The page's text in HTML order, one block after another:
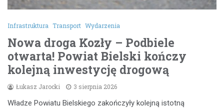
Infrastruktura Transport Wydarzenia
Nowa droga Kozły – Podbiele
otwarta! Powiat Bielski kończy
kolejną inwestycję drogową
Łukasz Jarocki 3 sierpnia 2026
Władze Powiatu Bielskiego zakończyły kolejną istotną